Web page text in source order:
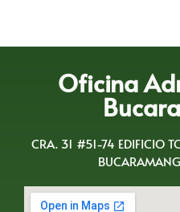
Oficina
CRA. 31 #51-74 EDIFICIO